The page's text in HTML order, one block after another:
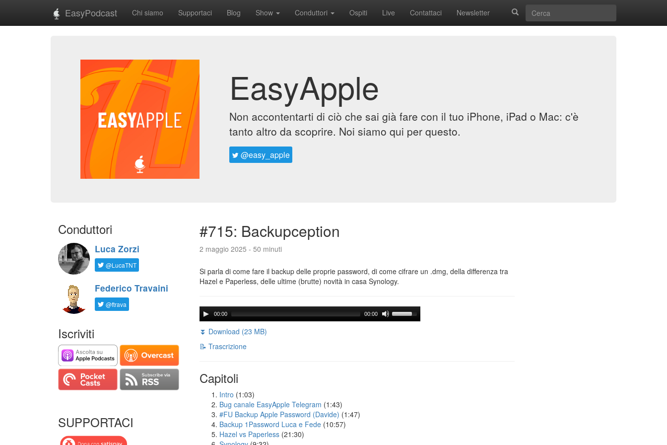
EasyPodcast Chi siamo Supportaci Blog Show Conduttori Ospiti Live Contattaci Newsletter
EasyApple
Non accontentarti di ciò che sai già fare con il tuo iPhone, iPad o Mac: c'è
tanto altro da scoprire. Noi siamo qui per questo.
@easy_apple
Conduttori
Luca Zorzi
@LucaTNT
Federico Travaini
@ftrava
Iscriviti
SUPPORTACI
#715: Backupception
2 maggio 2025 - 50 minuti
Si parla di come fare il backup delle proprie password, di come cifrare un .dmg, della differenza tra
Hazel e Paperless, delle ultime (brutte) novità in casa Synology.
00:00 00:00
⏬ Download (23 MB)
📝 Trascrizione
Capitoli
Intro (1:03)
Bug canale EasyApple Telegram (1:43)
#FU Backup Apple Password (Davide) (1:47)
Backup 1Password Luca e Fede (10:57)
Hazel vs Paperless (21:30)